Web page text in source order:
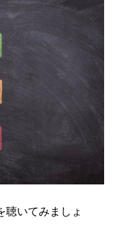
聴いてみましょ